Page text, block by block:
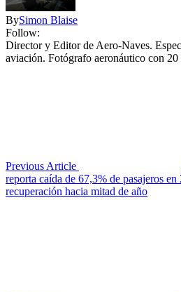
BySimon Blaise
Follow:
Director y Editor de Aero-Naves.
aviación. Fotógrafo aeronáutico con 20
Previous Article
reporta caída de 67,3% de pasajeros
recuperación hacia mitad de año